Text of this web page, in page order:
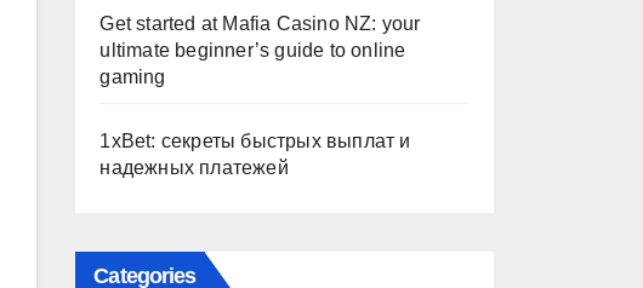
Get started at Mafia Casino NZ: your
ultimate beginner’s guide to online
gaming
1xBet: секреты быстрых выплат и
надежных платежей
Categories